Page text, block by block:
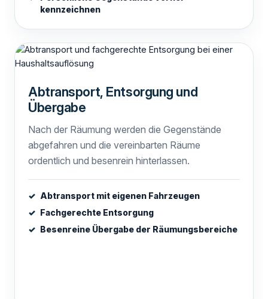
kennzeichnen
Abtransport, Entsorgung und
Übergabe
Nach der Räumung werden die Gegenstände
abgefahren und die vereinbarten Räume
ordentlich und besenrein hinterlassen.
Abtransport mit eigenen Fahrzeugen
Fachgerechte Entsorgung
Besenreine Übergabe der Räumungsbereiche